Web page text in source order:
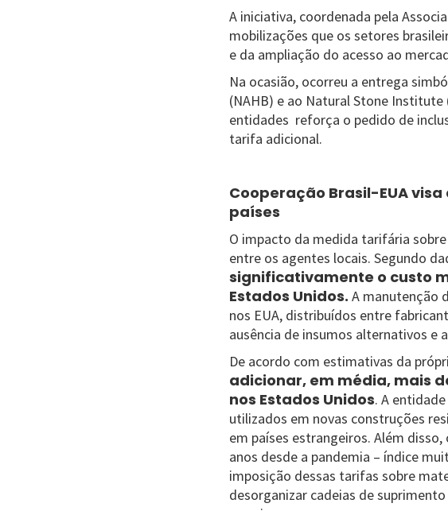
A iniciativa, coordenada pela
mobilizações que os setores
e da ampliação do acesso ao
Na ocasião, ocorreu a entrega
(NAHB) e ao Natural Stone
entidades reforça o pedido de
tarifa adicional.
Cooperação Brasil-EUA
países
O impacto da medida tarifária
entre os agentes locais. Segundo
significativamente o custo
Estados Unidos. A manutenção
nos EUA, distribuídos entre
ausência de insumos alternativos e
De acordo com estimativas da
adicionar, em média, mais
nos Estados Unidos. A
utilizados em novas construções
em países estrangeiros. Além
anos desde a pandemia – índice
imposição dessas tarifas sobre
desorganizar cadeias de